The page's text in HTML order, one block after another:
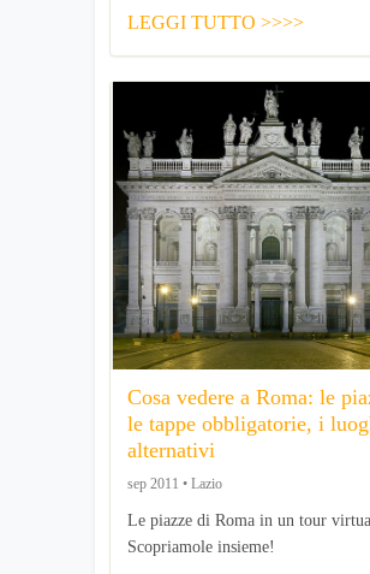
LEGGI TUTTO >>>>
Cosa vedere a Roma: le
le tappe obbligatorie, i
alternativi
sep 2011 • Lazio
Le piazze di Roma in un tour
Scopriamole insieme!